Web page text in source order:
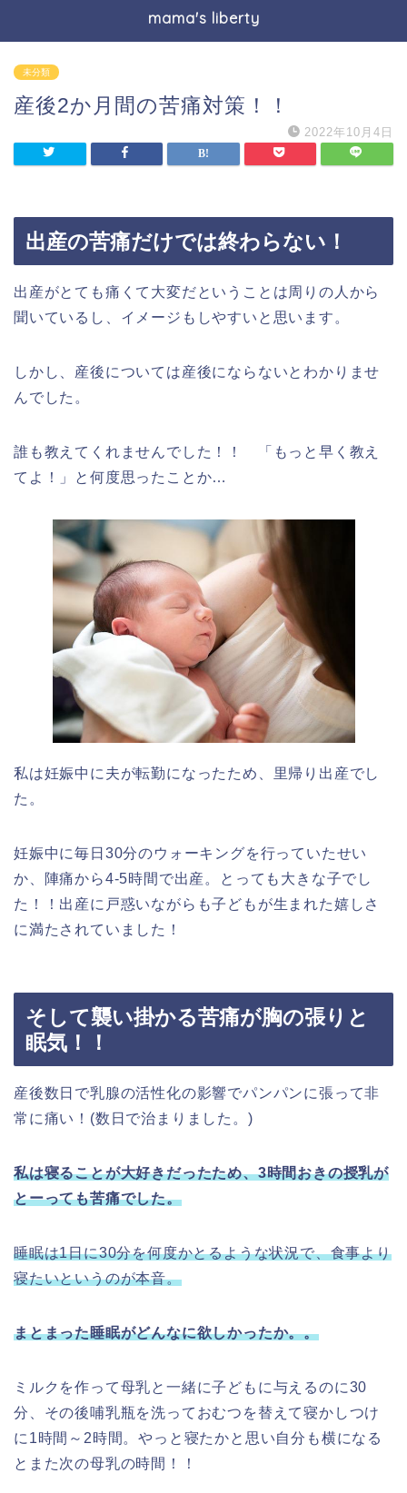
mama's liberty
未分類
産後2か月間の苦痛対策！！
2022年10月4日
出産の苦痛だけでは終わらない！
出産がとても痛くて大変だということは周りの人から
聞いているし、イメージもしやすいと思います。
しかし、産後については産後にならないとわかりませ
んでした。
誰も教えてくれませんでした！！ 「もっと早く教え
てよ！」と何度思ったことか…
私は妊娠中に夫が転勤になったため、里帰り出産でし
た。
妊娠中に毎日30分のウォーキングを行っていたせい
か、陣痛から4-5時間で出産。とっても大きな子でし
た！！出産に戸惑いながらも子どもが生まれた嬉しさ
に満たされていました！
そして襲い掛かる苦痛が胸の張りと
眠気！！
産後数日で乳腺の活性化の影響でパンパンに張って非
常に痛い！(数日で治まりました。)
私は寝ることが大好きだったため、3時間おきの授乳が
とーっても苦痛でした。
睡眠は1日に30分を何度かとるような状況で、食事より
寝たいというのが本音。
まとまった睡眠がどんなに欲しかったか。。
ミルクを作って母乳と一緒に子どもに与えるのに30
分、その後哺乳瓶を洗っておむつを替えて寝かしつけ
に1時間～2時間。やっと寝たかと思い自分も横になる
とまた次の母乳の時間！！